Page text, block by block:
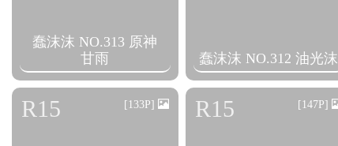
蠢沫沫 NO.313 原神
甘雨
蠢沫沫 NO.312 油光沫
R15 [133P] R15 [147P]